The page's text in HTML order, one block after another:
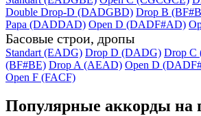
Double Drop-D (DADGBD) Drop B
Papa (DADDAD) Open D (DADF#AD)
Басовые строи, дропы
Standart (EADG) Drop D (DADG) Drop C
(BF#BE) Drop A (AEAD) Open D
Open F (FACF)
Популярные аккорды на